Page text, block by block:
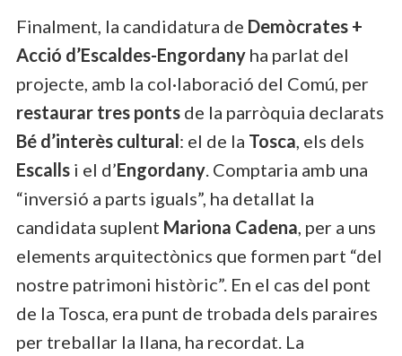
Finalment, la candidatura de Demòcrates +
Acció d’Escaldes-Engordany ha parlat del
projecte, amb la col·laboració del Comú, per
restaurar tres ponts de la parròquia declarats
Bé d’interès cultural: el de la Tosca, els dels
Escalls i el d’Engordany. Comptaria amb una
“inversió a parts iguals”, ha detallat la
candidata suplent Mariona Cadena, per a uns
elements arquitectònics que formen part “del
nostre patrimoni històric”. En el cas del pont
de la Tosca, era punt de trobada dels paraires
per treballar la llana, ha recordat. La